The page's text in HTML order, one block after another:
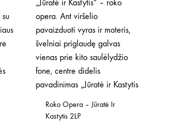
Roko Opera – Jūratė Ir
Kastytis 2LP